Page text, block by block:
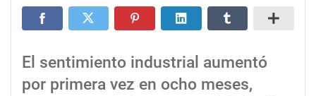
El sentimiento industrial aumentó
por primera vez en ocho meses,